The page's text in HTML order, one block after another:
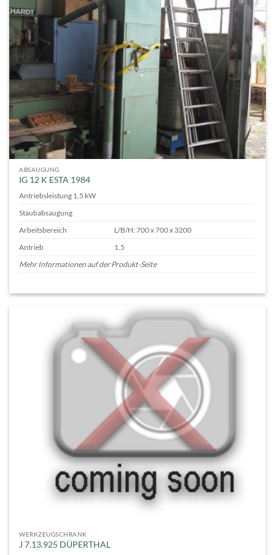
ABSAUGUNG
IG 12 K ESTA 1984
Antriebsleistung 1,5 kW
Staubabsaugung
Arbeitsbereich
L/B/H: 700 x 700 x 3200
Antrieb
1.5
Mehr Informationen auf der Produkt-Seite
WERKZEUGSCHRANK
J 7.13.925 DÜPERTHAL